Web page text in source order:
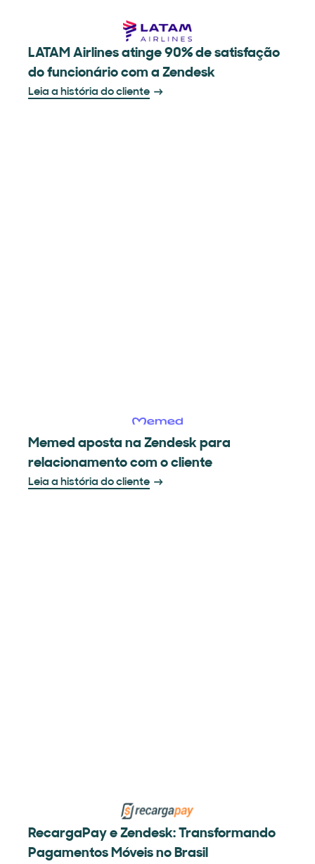
LATAM Airlines atinge 90% de satisfação
do funcionário com a Zendesk
Leia a história do cliente
Memed aposta na Zendesk para
relacionamento com o cliente
Leia a história do cliente
RecargaPay e Zendesk: Transformando
Pagamentos Móveis no Brasil